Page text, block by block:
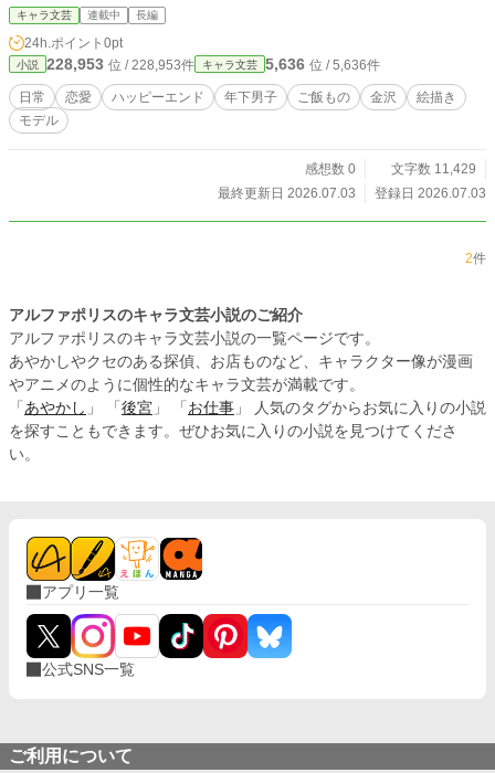
だ・たまき）を助け、空腹のまま拾われて突然使用人として
働く事に。 ーー美味しいご飯を食べさせてもらい、玉城の家
で咲良は頑張ることを決意。石川県金沢のご飯に魅了される
咲良に、金沢愛の強いご満悦の玉城。虜になった咲良はそれ
を美味しく描いていく……♡
キャラ文芸 連載中 長編
24h.ポイント 0pt
小説 228,953 位 / 228,953件 キャラ文芸 5,636 位 / 5,636件
日常 恋愛 ハッピーエンド 年下男子 ご飯もの 金沢
絵描き
モデル
感想数 0
文字数 11,429
最終更新日 2026.07.03
登録日 2026.07.03
2件
アルファポリスのキャラ文芸小説のご紹介
アルファポリスのキャラ文芸小説の一覧ページです。
あやかしやクセのある探偵、お店ものなど、キャラクター像が漫画
やアニメのように個性的なキャラ文芸が満載です。
「 あやかし 」 「 後宮 」 「 お仕事 」 人気のタグからお気に入りの小説
を探すこともできます。ぜひお気に入りの小説を見つけてくださ
い。
アプリ一覧
公式SNS一覧
ご利用について